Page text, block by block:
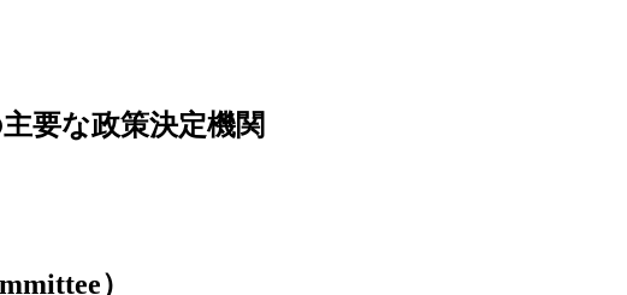
要な政策決定機関
）